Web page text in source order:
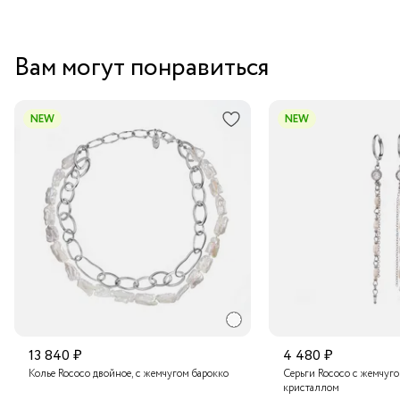
Вам могут понравиться
NEW
13 840 ₽
Колье Rococo двойное, с жемчугом барокко
NEW
4 480 ₽
Серьги Rococo с
кристаллом